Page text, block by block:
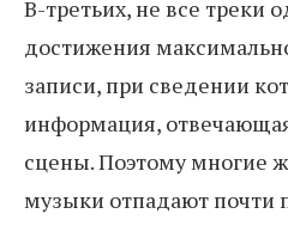
В-третьих, не все треки
достижения
записи, при сведении
информация,
сцены. Поэтому многие
музыки отпадают почти